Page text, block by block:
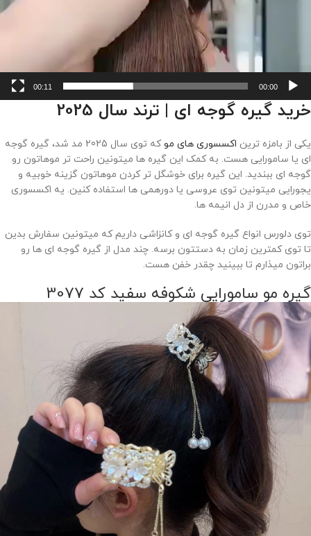
00:00
00:11
خرید گیره گوجه ای | ترند سال 2025
یکی از بامزه ترین اکسسوری های مو
که توی سال 2025 مد شد، گیره گوجه
ای یا سامورایی هست. به کمک این گیره ها میتونین راحت تر موهاتون رو
گوجه ای ببندید. این گیره برای خوشگل تر کردن موهاتون گزینه خوبیه و
یجورایی میتونین توی عروسی یا دورهمی ها استفاده کنین. یه اکسسوری
خاص و مدرن از دل انیمه ها.
توی دلورس انواع گیره گوجه ای و کانزاشی داریم که میتونین سفارش بدین
تا توی کمترین زمان به دستتون برسه. چند مدل از گیره گوجه ای ها رو
براتون میذارم تا ببینید چقدر خفن هست.
گیره مو سامورایی شکوفه سفید کد 3077